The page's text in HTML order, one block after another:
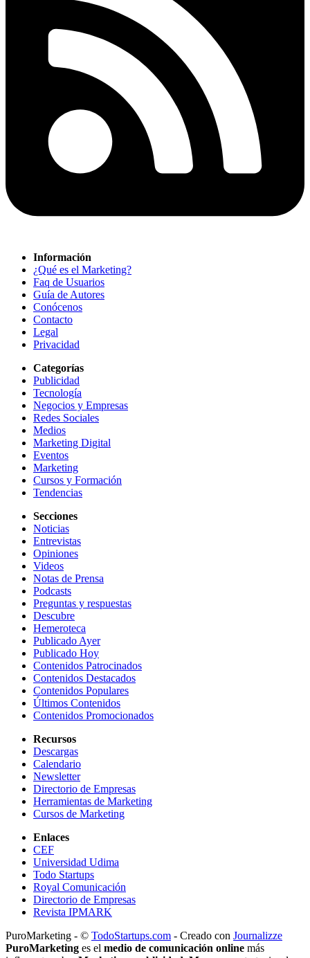
Información
¿Qué es el Marketing?
Faq de Usuarios
Guía de Autores
Conócenos
Contacto
Legal
Privacidad
Categorías
Publicidad
Tecnología
Negocios y Empresas
Redes Sociales
Medios
Marketing Digital
Eventos
Marketing
Cursos y Formación
Tendencias
Secciones
Noticias
Entrevistas
Opiniones
Videos
Notas de Prensa
Podcasts
Preguntas y respuestas
Descubre
Hemeroteca
Publicado Ayer
Publicado Hoy
Contenidos Patrocinados
Contenidos Destacados
Contenidos Populares
Últimos Contenidos
Contenidos Promocionados
Recursos
Descargas
Calendario
Newsletter
Directorio de Empresas
Herramientas de Marketing
Cursos de Marketing
Enlaces
CEF
Universidad Udima
Todo Startups
Royal Comunicación
Directorio de Empresas
Revista IPMARK
PuroMarketing - © TodoStartups.com - Creado con Journalizze
PuroMarketing es el medio de comunicación online más